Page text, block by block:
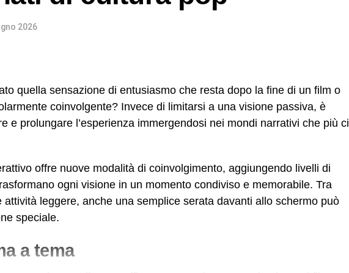
cicatrice che racconta la capacità tutta locale di incassare i colpi
ogni volta senza troppi piagnistei. Questa stessa grinta la ritrovi nelle
a partire da questi campi per raggiungere palcoscenici importanti,
destinazione turistica internazionale
come lo chiamano qui con una punta di rispetto quasi
frotte di visitatori da ogni angolo del pianeta
. Arrivano dalla
Uniti, dalla Francia o dal Giappone muniti di scarponi tecnici e giacche
per respirare lo zolfo a tremila metri d’altezza. Il punto è che la maggior
si concentra sui soliti versanti super affollati, dove i parcheggi costano
la porta d’accesso alternativa, quella meno battuta e decisamente
2026
quella sensazione di entusiasmo che resta dopo la fine di un film o
coinvolgente? Invece di limitarsi a una visione passiva, è
e prolungare l’esperienza immergendosi nei mondi narrativi che più ci
offre nuove modalità di coinvolgimento, aggiungendo livelli di
ogni visione in un momento condiviso e memorabile. Tra
attività leggere, anche una semplice serata davanti allo schermo può
speciale.
a tema